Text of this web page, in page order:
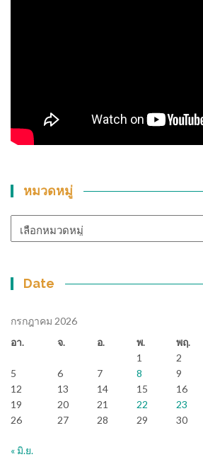
หมวดหมู่
หมู่
Date
กรกฎาคม 2026
อา.
จ. อ. พ. พฤ.
1
2
5
6 7 8 9
12
13 14 15 16
19
20 21 22 23
26
27 28 29 30
« มิ.ย.